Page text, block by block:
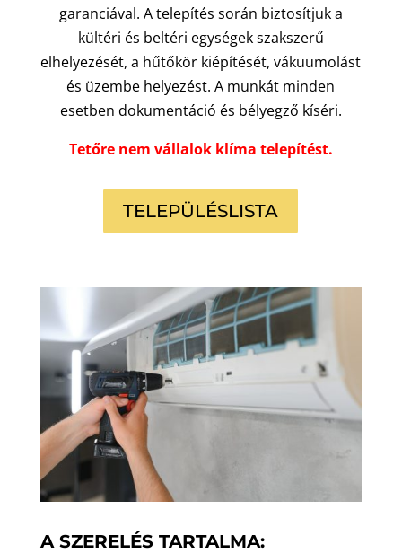
garanciával. A telepítés során biztosítjuk a
kültéri és beltéri egységek szakszerű
elhelyezését, a hűtőkör kiépítését, vákuumolást
és üzembe helyezést. A munkát minden
esetben dokumentáció és bélyegző kíséri.
Tetőre nem vállalok klíma telepítést.
TELEPÜLÉSLISTA
A SZERELÉS TARTALMA: